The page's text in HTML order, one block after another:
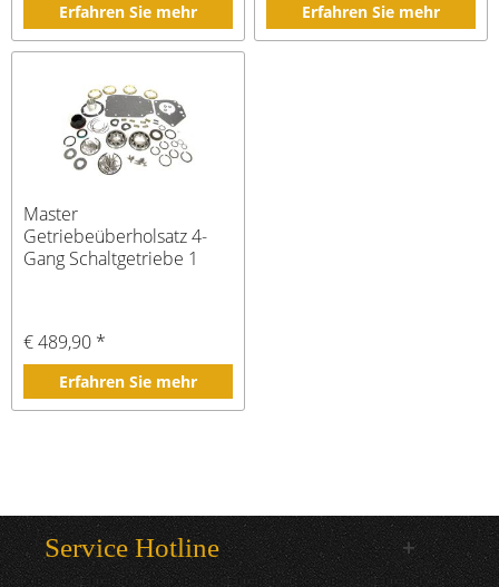
Erfahren Sie mehr Erfahren Sie mehr
Master
Getriebeüberholsatz 4-
Gang Schaltgetriebe 1
€ 489,90 *
Erfahren Sie mehr
Service Hotline